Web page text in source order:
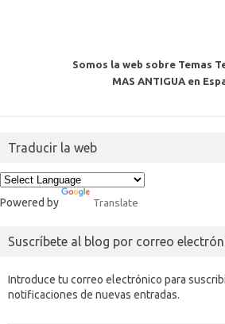
Somos la web sobre Temas
MAS ANTIGUA en
Traducir la web
Powered by Translate
Suscríbete al blog por correo
Introduce tu correo electrónico para
notificaciones de nuevas entradas.